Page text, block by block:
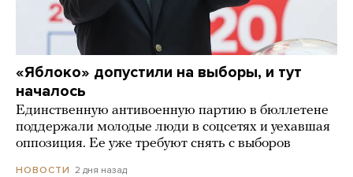
«Яблоко» допустили на выборы, и тут
началось
Единственную антивоенную партию в бюллетене
поддержали молодые люди в соцсетях и уехавшая
оппозиция. Ее уже требуют снять с выборов
НОВОСТИ 2 дня назад